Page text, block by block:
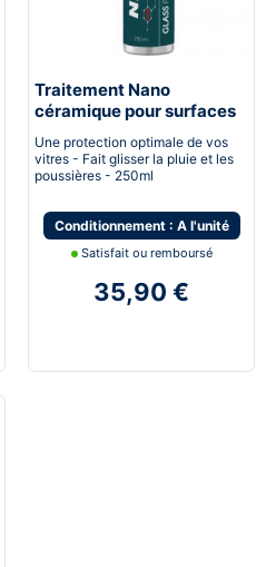
Traitement Nano
céramique pour surfaces
Une protection optimale de vos
vitres - Fait glisser la pluie et les
poussières - 250ml
Conditionnement : A l'unité
Satisfait ou remboursé
35,90 €